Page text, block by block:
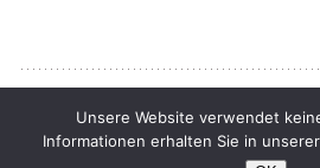
Copyright © 2026Tellerrand. All rights
klaus d. doll| full service webdesign
Unsere Website verwendet
Informationen erhalten Sie in unserer